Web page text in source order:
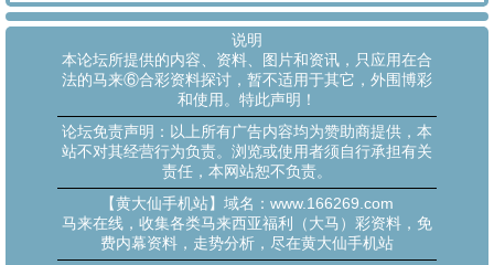
说明
本论坛所提供的内容、资料、图片和资讯，只应用在合
法的马来⑥合彩资料探讨，暂不适用于其它，外围博彩
和使用。特此声明！
论坛免责声明：以上所有广告内容均为赞助商提供，本
站不对其经营行为负责。浏览或使用者须自行承担有关
责任，本网站恕不负责。
【黄大仙手机站】域名：www.166269.com
马来在线，收集各类马来西亚福利（大马）彩资料，免
费内幕资料，走势分析，尽在黄大仙手机站